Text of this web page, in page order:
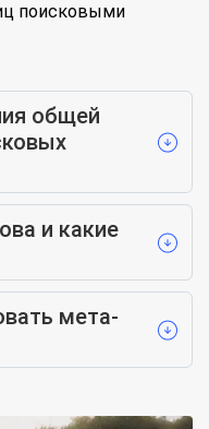
поисковыми
общей
и какие
мета-